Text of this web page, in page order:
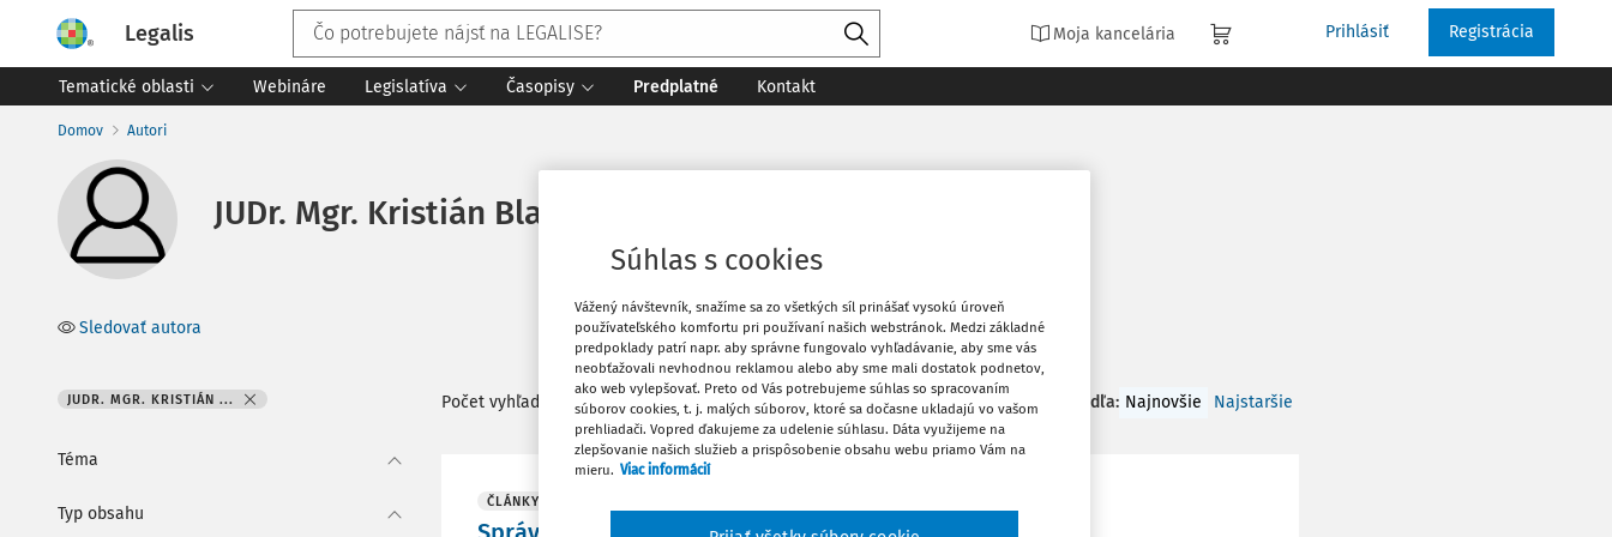
Legalis Moja kancelária Prihlásiť Registrácia
Tematické oblasti Webináre Legislatíva Časopisy Predplatné Kontakt
Domov Autori
JUDr. Mgr. Kristián Blaškovič, PhD.
Sledovať autora
JUDR. MGR. KRISTIÁN ...
Téma
Typ obsahu
Počet vyhľadaných dokumentov: 1 Zoradiť podľa: Najnovšie Najstaršie
ČLÁNKY
Súhlas s cookies
Vážený návštevník, snažíme sa zo všetkých síl prinášať vysokú úroveň
používateľského komfortu pri používaní našich webstránok. Medzi základné
predpoklady patrí napr. aby správne fungovalo vyhľadávanie, aby sme vás
neobťažovali nevhodnou reklamou alebo aby sme mali dostatok podnetov,
ako web vylepšovať. Preto od Vás potrebujeme súhlas so spracovaním
súborov cookies, t. j. malých súborov, ktoré sa dočasne ukladajú vo vašom
prehliadači. Vopred ďakujeme za udelenie súhlasu. Dáta využijeme na
zlepšovanie našich služieb a prispôsobenie obsahu webu priamo Vám na
mieru. Viac informácií